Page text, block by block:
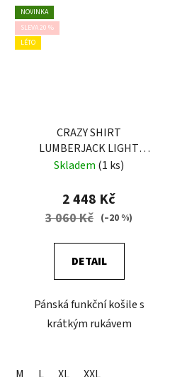
NOVINKA
SLEVA 20 %
LÉTO
CRAZY SHIRT
LUMBERJACK LIGHT
MAN LOST IN PARADISE
Skladem (1 ks)
2 448 Kč
3 060 Kč (–20 %)
DETAIL
Pánská funkční košile s
krátkým rukávem